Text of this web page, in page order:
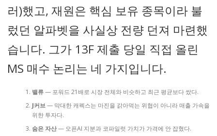
러)했고, 재원은 핵심 보유 종목이라 불
렀던 알파벳을 사실상 전량 던져 마련했
습니다. 그가 13F 제출 당일 직접 올린
MS 매수 논리는 네 가지입니다.
밸류— 포워드 21배로 시장 전체와 비슷하고 최근 평균보다 쌌다.
J커브— 막대한 캐펙스는 마진을 갉아먹는 위협이 아니라 매출 가속을
위한 투자다.
숨은 자산— 오픈AI 지분과 코파일럿 가치가 가격에 안 잡혔다.